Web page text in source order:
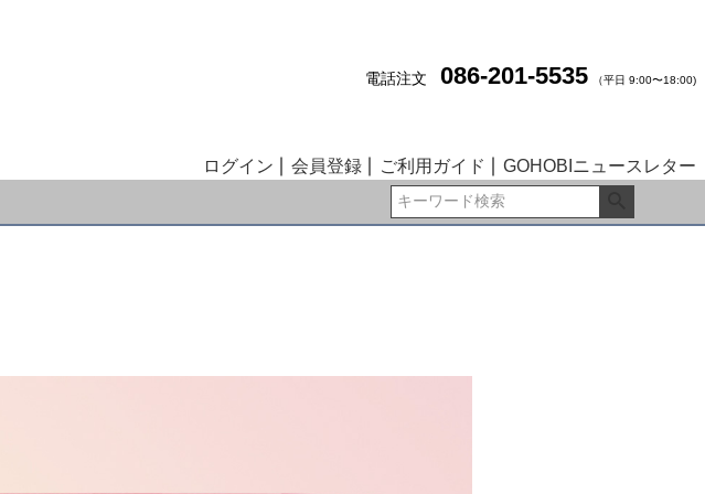
電話注文 086-201-5535 （平日 9:00〜18:00)
ログイン 会員登録 ご利用ガイド
GOHOBIニュースレター